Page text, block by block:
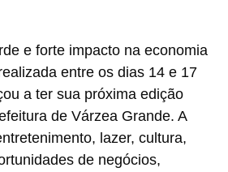
e forte impacto na economia
entre os dias 14 e 17
a ter sua próxima edição
de Várzea Grande. A
lazer, cultura,
de negócios,